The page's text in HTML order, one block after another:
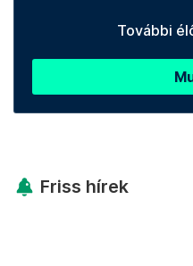
További
Friss hírek